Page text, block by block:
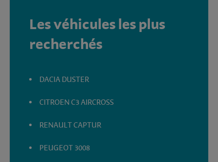
Les véhicules les plus
recherchés
DACIA DUSTER
CITROEN C3 AIRCROSS
RENAULT CAPTUR
PEUGEOT 3008